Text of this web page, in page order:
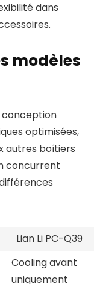
dans
modèles
conception
optimisées,
autres boîtiers
concurrent
Lian Li PC-Q39
Cooling avant
uniquement